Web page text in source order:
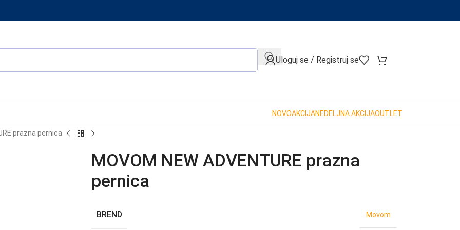
When autocomplete results are available use up and down
Uloguj se / Registruj se
NOVOAKCIJANEDELJNA AKCIJAOUTLET
prazna pernica
MOVOM NEW ADVENTURE prazna
pernica
BREND Movom